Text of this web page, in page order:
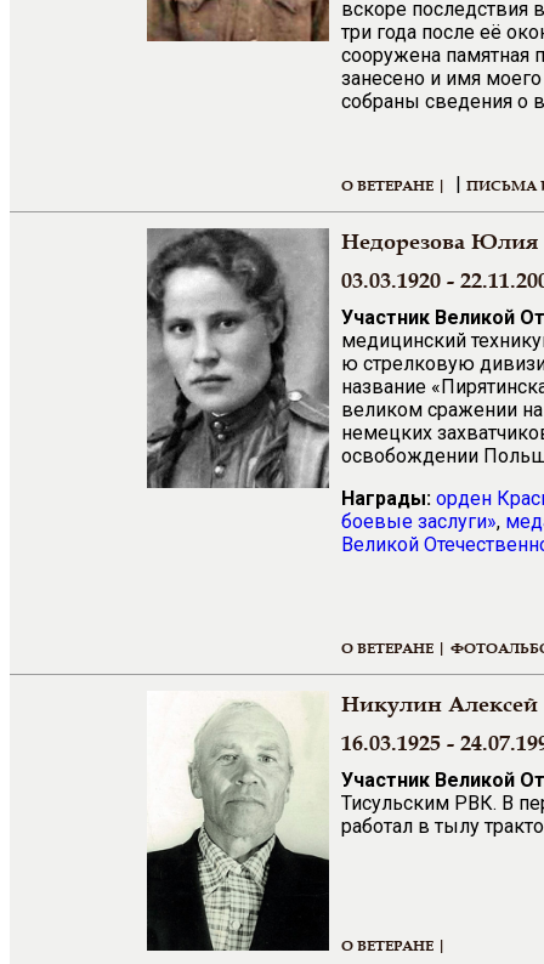
вскоре последствия
три года после её
сооружена памятная
занесено и имя
собраны сведения о
О ВЕТЕРАНЕ | | ПИСЬМА
Недорезова Юлия
03.03.1920 -
Участник Великой
медицинский
ю стрелковую
название
великом сражении
немецких
освобождении
Награды: орден
боевые заслуги»,
Великой
О ВЕТЕРАНЕ |
Никулин Алексей
16.03.1925 -
Участник Великой
Тисульским РВК. В
работал в тылу
О ВЕТЕРАНЕ |